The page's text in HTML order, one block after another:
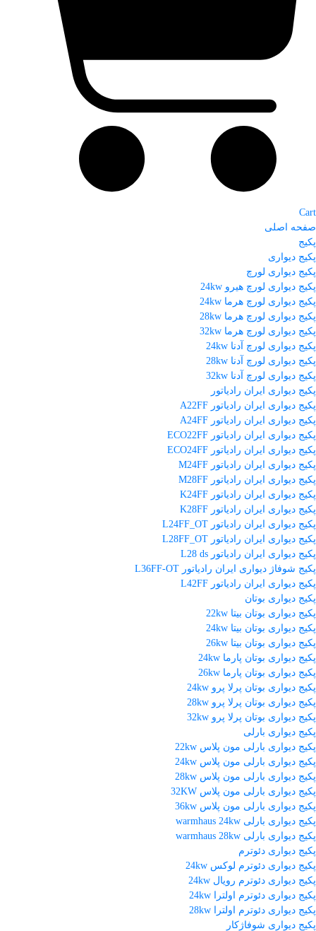
Cart
صفحه اصلی
پکیج
پکیج دیواری
پکیج دیواری لورچ
پکیج دیواری لورچ هیرو 24kw
پکیج دیواری لورچ هرما 24kw
پکیج دیواری لورچ هرما 28kw
پکیج دیواری لورچ هرما 32kw
پکیج دیواری لورچ آدنا 24kw
پکیج دیواری لورچ آدنا 28kw
پکیج دیواری لورچ آدنا 32kw
پکیج دیواری ایران رادیاتور
پکیج دیواری ایران رادیاتور A22FF
پکیج دیواری ایران رادیاتور A24FF
پکیج دیواری ایران رادیاتور ECO22FF
پکیج دیواری ایران رادیاتور ECO24FF
پکیج دیواری ایران رادیاتور M24FF
پکیج دیواری ایران رادیاتور M28FF
پکیج دیواری ایران رادیاتور K24FF
پکیج دیواری ایران رادیاتور K28FF
پکیج دیواری ایران رادیاتور L24FF_OT
پکیج دیواری ایران رادیاتور L28FF_OT
پکیج دیواری ایران رادیاتور L28 ds
پکیج شوفاژ دیواری ایران رادیاتور L36FF-OT
پکیج دیواری ایران رادیاتور L42FF
پکیج دیواری بوتان
پکیج دیواری بوتان بیتا 22kw
پکیج دیواری بوتان بیتا 24kw
پکیج دیواری بوتان بیتا 26kw
پکیج دیواری بوتان پارما 24kw
پکیج دیواری بوتان پارما 26kw
پکیج دیواری بوتان پرلا پرو 24kw
پکیج دیواری بوتان پرلا پرو 28kw
پکیج دیواری بوتان پرلا پرو 32kw
پکیج دیواری بارلی
پکیج دیواری بارلی مون پلاس 22kw
پکیج دیواری بارلی مون پلاس 24kw
پکیج دیواری بارلی مون پلاس 28kw
پکیج دیواری بارلی مون پلاس 32KW
پکیج دیواری بارلی مون پلاس 36kw
پکیج دیواری بارلی warmhaus 24kw
پکیج دیواری بارلی warmhaus 28kw
پکیج دیواری دئوترم
پکیج دیواری دئوترم لوکس 24kw
پکیج دیواری دئوترم رویال 24kw
پکیج دیواری دئوترم اولترا 24kw
پکیج دیواری دئوترم اولترا 28kw
پکیج دیواری شوفاژکار